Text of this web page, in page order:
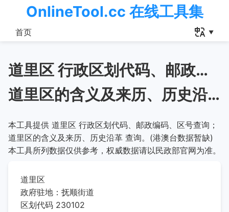
OnlineTool.cc 在线工具集
首页
道里区 行政区划代码、邮政编码、区号查询
道里区的含义及来历、历史沿革
本工具提供 道里区 行政区划代码、邮政编码、区号查询；
道里区的含义及来历、历史沿革 查询。(港澳台数据暂缺)
本工具所列数据仅供参考，权威数据请以民政部官网为准。
道里区
政府驻地：抚顺街道
区划代码 230102